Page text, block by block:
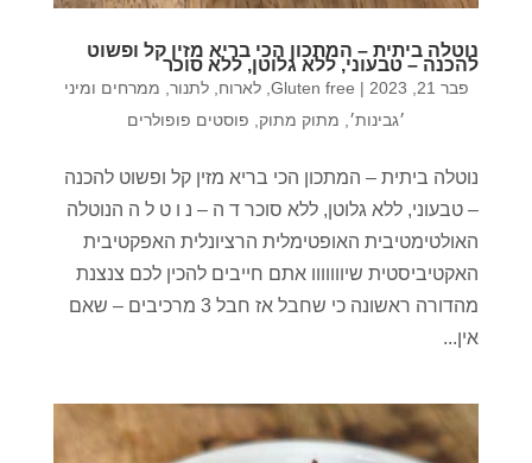
נוטלה ביתית – המתכון הכי בריא מזין קל ופשוט
להכנה – טבעוני, ללא גלוטן, ללא סוכר
פבר 21, 2023 |
Gluten free
,לארוח ,לתנור ממרחים ומיני
׳גבינות׳
מתוק מתוק פוסטים פופולרים
נוטלה ביתית – המתכון הכי בריא מזין קל ופשוט להכנה
– טבעוני, ללא גלוטן, ללא סוכר ד ה – נ ו ט ל ה הנוטלה
האולטימטיבית האופטימלית הרציונלית האפקטיבית
האקטיביסטית שיווווווו אתם חייבים להכין לכם צנצנת
מהדורה ראשונה כי שחבל אז חבל 3 מרכיבים – שאם
אין...